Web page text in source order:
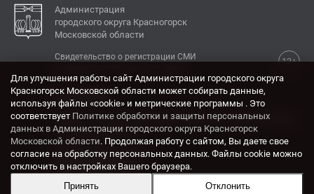
Администрация
городского округа Красногорск
Московской области
12+
Свидетельство о регистрации СМИ
КОНТАКТЫ
Адрес: 143404, Московская область, г. Красногорск,
ул. Ленина, дом 4.
Электронная почта:
krasrn@mosreg.ru
Для улучшения работы сайт Администрации городского округа
Красногорск Московской области может собирать данные,
используя файлы «cookie» и метрические программы . Это
соответствует Политике обработки и защиты персональных
данных в Администрации городского округа Красногорск
Московской области. Продолжая работу с сайтом, Вы даете свое
согласие на обработку персональных данных. Файлы cookie можно
отключить в настройках Вашего браузера.
Принять
Отклонить